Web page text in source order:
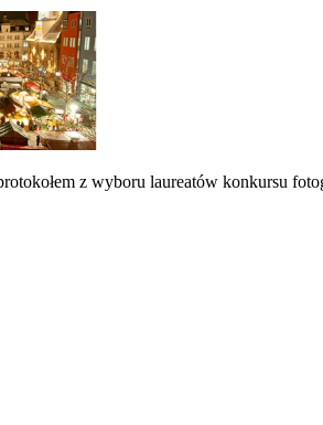
z wyboru laureatów konkursu